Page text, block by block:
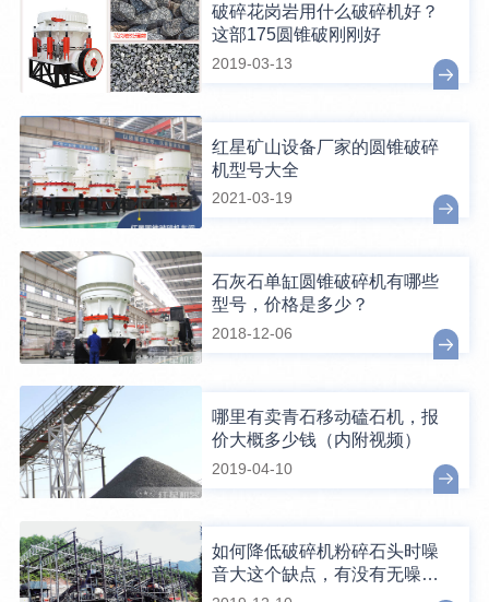
破碎花岗岩用什么破碎机好？
这部175圆锥破刚刚好
2019-03-13
红星矿山设备厂家的圆锥破碎
机型号大全
2021-03-19
石灰石单缸圆锥破碎机有哪些
型号，价格是多少？
2018-12-06
哪里有卖青石移动磕石机，报
价大概多少钱（内附视频）
2019-04-10
如何降低破碎机粉碎石头时噪
音大这个缺点，有没有无噪音
的破碎机械？